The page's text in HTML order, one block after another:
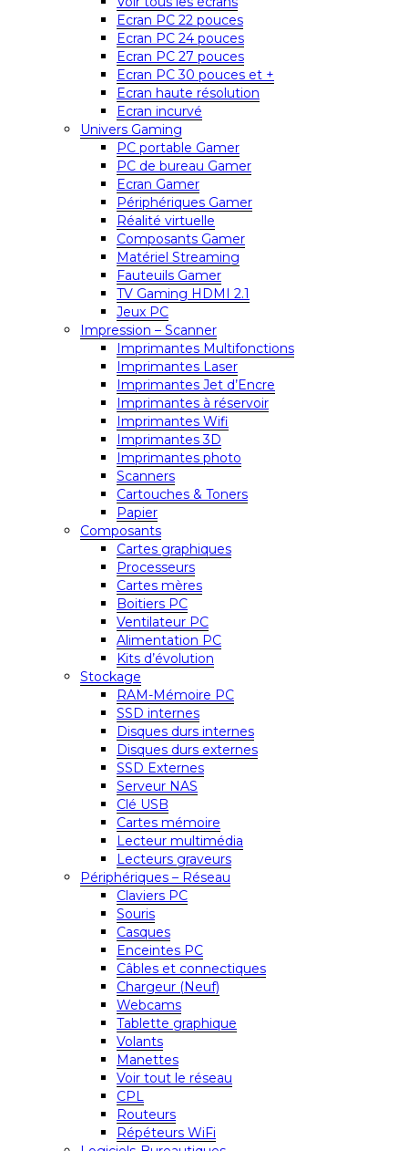
Ecran PC 22 pouces
Ecran PC 24 pouces
Ecran PC 27 pouces
Ecran PC 30 pouces et +
Ecran haute résolution
Ecran incurvé
Univers Gaming
PC portable Gamer
PC de bureau Gamer
Ecran Gamer
Périphériques Gamer
Réalité virtuelle
Composants Gamer
Matériel Streaming
Fauteuils Gamer
TV Gaming HDMI 2.1
Jeux PC
Impression – Scanner
Imprimantes Multifonctions
Imprimantes Laser
Imprimantes Jet d’Encre
Imprimantes à réservoir
Imprimantes Wifi
Imprimantes 3D
Imprimantes photo
Scanners
Cartouches & Toners
Papier
Composants
Cartes graphiques
Processeurs
Cartes mères
Boitiers PC
Ventilateur PC
Alimentation PC
Kits d’évolution
Stockage
RAM-Mémoire PC
SSD internes
Disques durs internes
Disques durs externes
SSD Externes
Serveur NAS
Clé USB
Cartes mémoire
Lecteur multimédia
Lecteurs graveurs
Périphériques – Réseau
Claviers PC
Souris
Casques
Enceintes PC
Câbles et connectiques
Chargeur (Neuf)
Webcams
Tablette graphique
Volants
Manettes
Voir tout le réseau
CPL
Routeurs
Répéteurs WiFi